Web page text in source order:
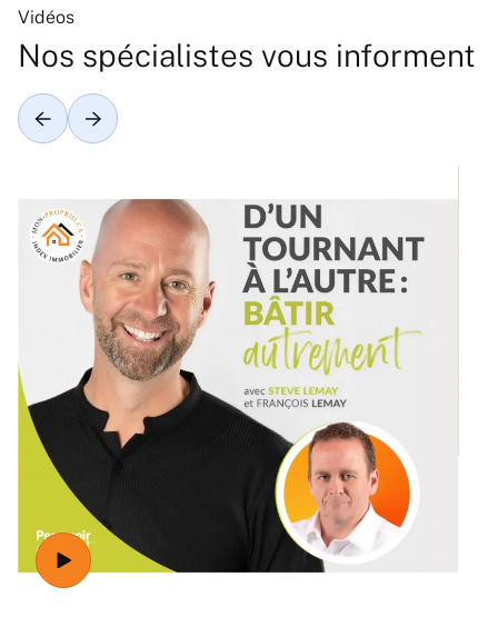
Vidéos
Nos spécialistes vous informent